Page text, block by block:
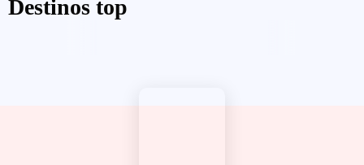
Destinos top